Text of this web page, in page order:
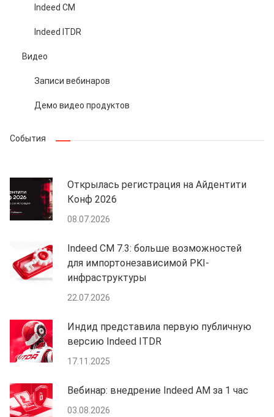
Indeed CM
Indeed ITDR
Видео
Записи вебинаров
Демо видео продуктов
События
Открылась регистрация на Айдентити
Конф 2026
08.07.2026
Indeed CM 7.3: больше возможностей
для импортонезависимой PKI-
инфраструктуры
22.07.2026
Индид представила первую публичную
версию Indeed ITDR
17.11.2025
Вебинар: внедрение Indeed AM за 1 час
03.08.2026